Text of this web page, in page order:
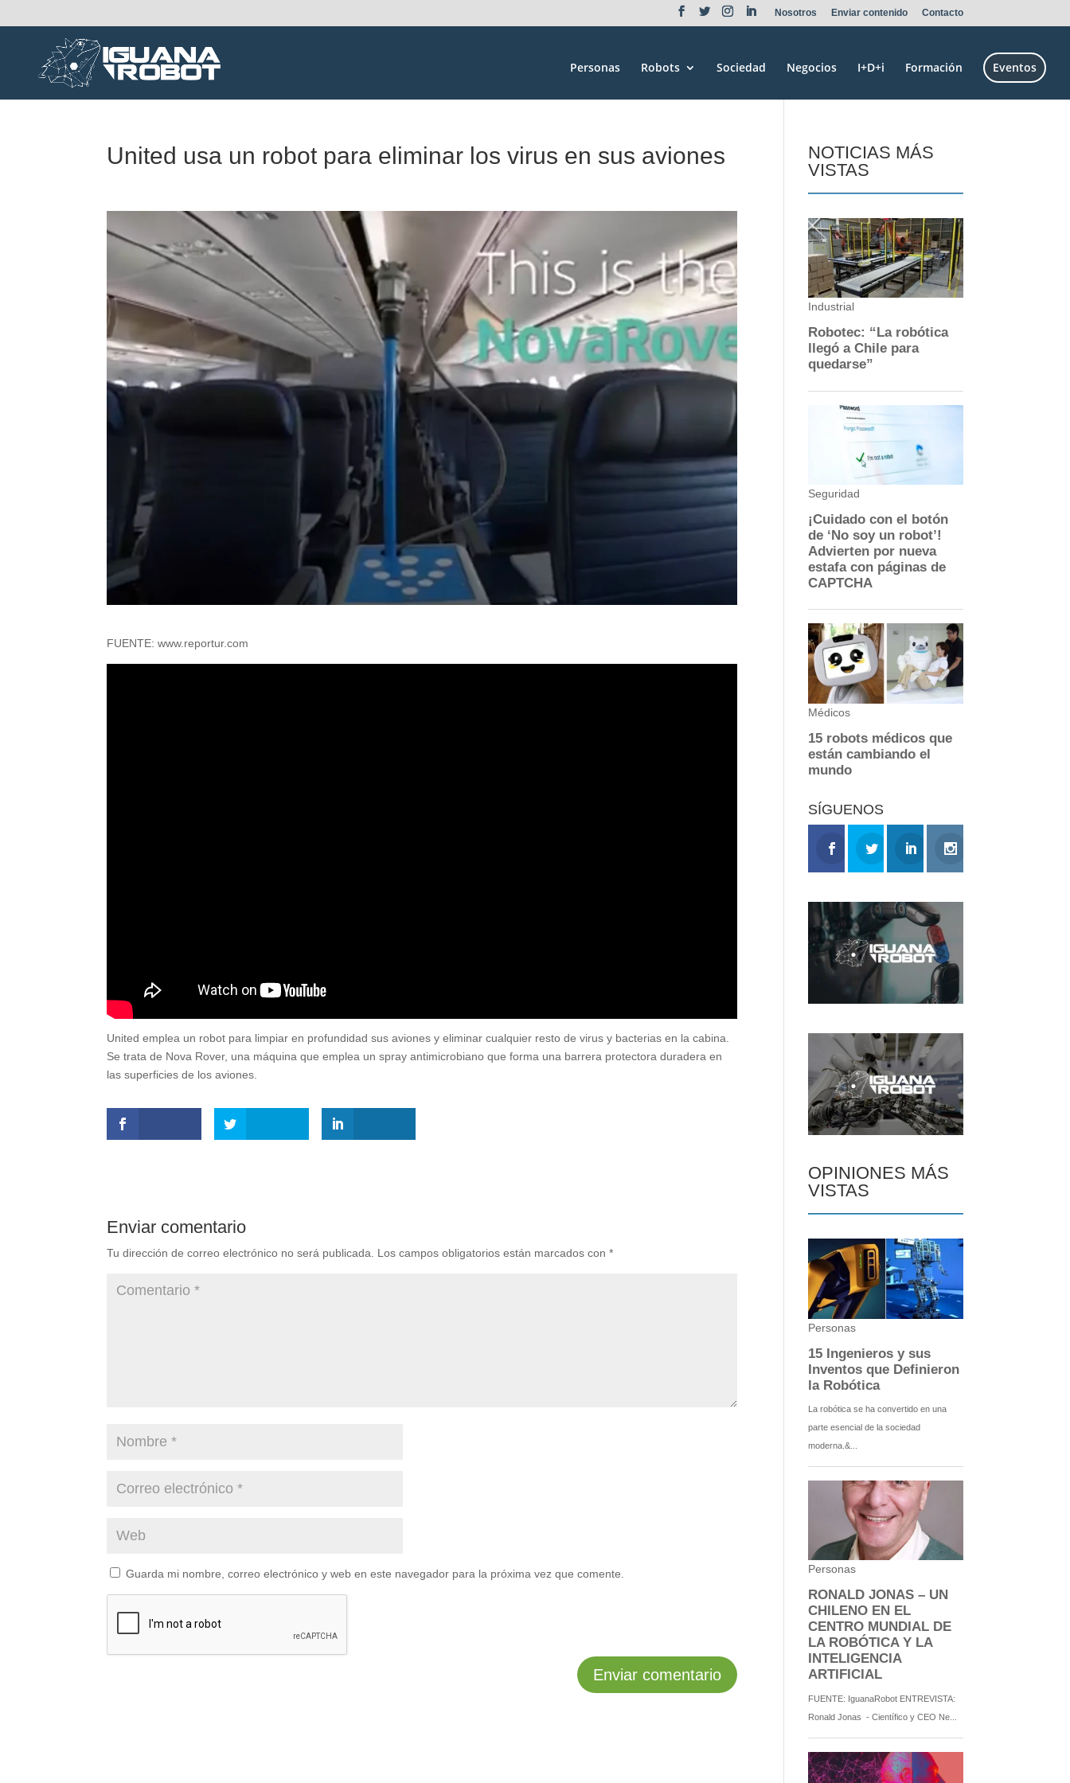
Nosotros Enviar contenido Contacto
Personas Robots Sociedad Negocios I+D+i Formación Eventos
United usa un robot para eliminar los virus en sus aviones
FUENTE: www.reportur.com
United emplea un robot para limpiar en profundidad sus aviones y eliminar cualquier resto de virus y bacterias en la cabina.
Se trata de Nova Rover, una máquina que emplea un spray antimicrobiano que forma una barrera protectora duradera en
las superficies de los aviones.
Enviar comentario
Tu dirección de correo electrónico no será publicada. Los campos obligatorios están marcados con*
Guarda mi nombre, correo electrónico y web en este navegador para la próxima vez que comente.
NOTICIAS MÁS
VISTAS
SÍGUENOS
OPINIONES MÁS
VISTAS